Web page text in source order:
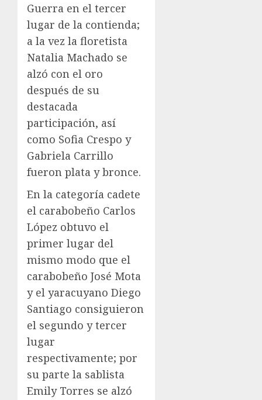
Guerra en el tercer
lugar de la contienda;
a la vez la floretista
Natalia Machado se
alzó con el oro
después de su
destacada
participación, así
como Sofia Crespo y
Gabriela Carrillo
fueron plata y bronce.
En la categoría cadete
el carabobeño Carlos
López obtuvo el
primer lugar del
mismo modo que el
carabobeño José Mota
y el yaracuyano Diego
Santiago consiguieron
el segundo y tercer
lugar
respectivamente; por
su parte la sablista
Emily Torres se alzó